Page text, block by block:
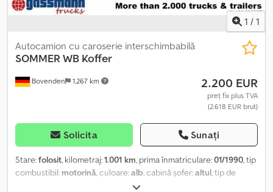
1 / 1
Bovenden 1.267 km
Autocamion cu caroserie interschimbabilă
SOMMER WB Koffer
2.200 EUR
preț fix plus TVA
(2.618 EUR brut)
Solicita Sunați
Stare:folosit, kilometraj:1.001 km, prima înmatriculare:01/1990, tip
combustibil: motorină, culoare:alb, cabină șofer:altul, tip de
, lungimea spațiului de încărcare: